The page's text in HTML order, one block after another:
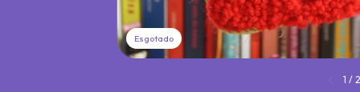
Esgotado
1 / 2